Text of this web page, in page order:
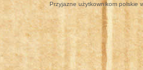
Przyjazne użytkownikom polskie